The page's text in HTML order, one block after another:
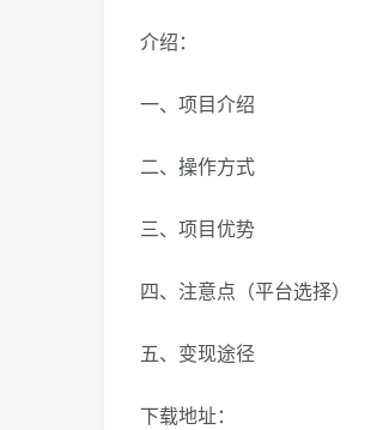
介绍：
一、项目介绍
二、操作方式
三、项目优势
四、注意点（平台选择）
五、变现途径
下载地址：